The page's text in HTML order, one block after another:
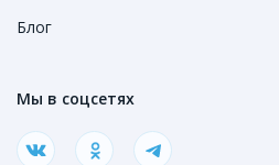
Блог
Мы в соцсетях